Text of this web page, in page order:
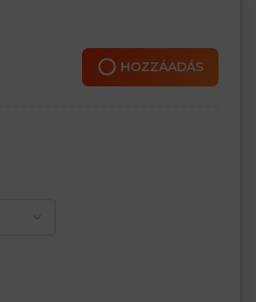
HOZZÁADÁS